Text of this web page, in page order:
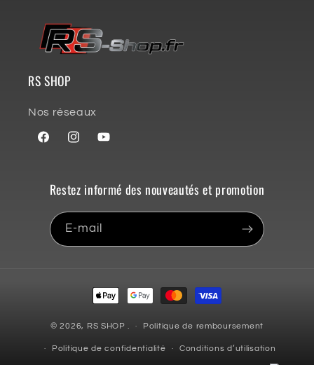
RS SHOP
Nos réseaux
FacebookInstagramYouTube
Restez informé des nouveautés et promotion
E-mail
Moyens
de
paiement
© 2026, RS SHOP . Politique de remboursement
Politique de confidentialité Conditions d’utilisation